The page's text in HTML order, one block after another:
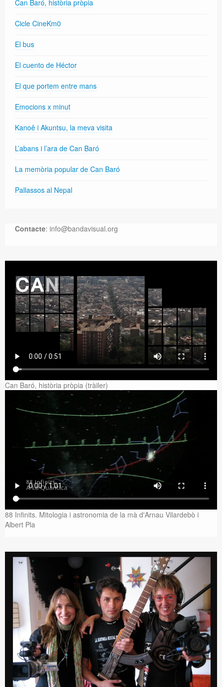
Can Baró, història pròpia
Cicle CineKm0
El bus
El cuento de Héctor
El que portem entre mans
Emocions x minut
Kanoê i Akuntsu, la meva visita
L’abans i l’ara de Can Baró
La memòria popular de Can Baró
Pallassos al Nepal
Contacte: info@bandavisual.org
Can Baró, història pròpia (tràiler)
88 Infinits. Mitologia i astronomia de la mà d'Arnau Vilardebò i
Albert Pla